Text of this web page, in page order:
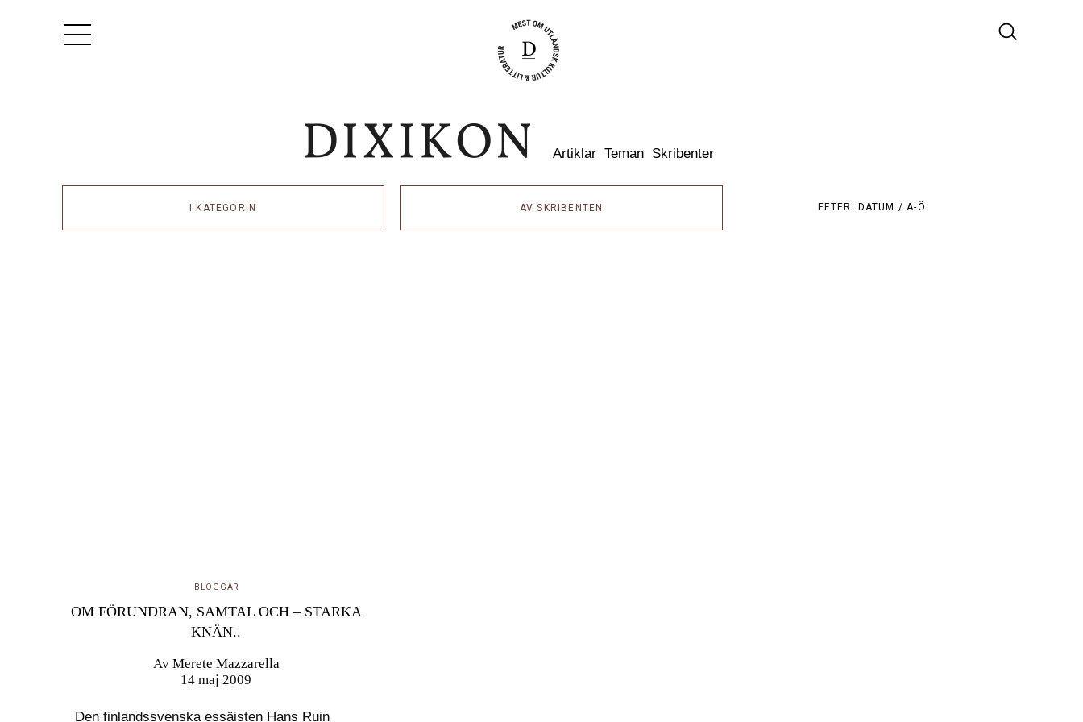
Dixikon
Artiklar Teman Skribenter
I KATEGORIN AV SKRIBENTEN EFTER: DATUM / A-Ö
BLOGGAR
OM FÖRUNDRAN, SAMTAL OCH – STARKA
KNÄN..
Av Merete Mazzarella
14 maj 2009
Den finlandssvenska essäisten Hans Ruin